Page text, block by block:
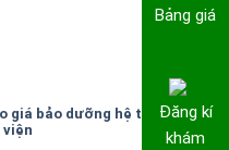
giá bảo dưỡng hệ thống
viện
Bảng giá
Đăng kí
khám